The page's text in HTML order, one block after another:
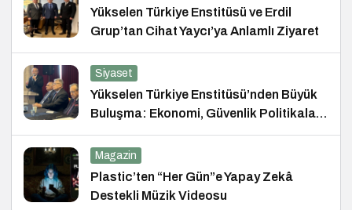
Yükselen Türkiye Enstitüsü ve Erdil
Grup’tan Cihat Yaycı’ya Anlamlı Ziyaret
Siyaset
Yükselen Türkiye Enstitüsü’nden Büyük
Buluşma: Ekonomi, Güvenlik Politikaları
ve Hukuk Konferansı
Magazin
Plastic’ten “Her Gün”e Yapay Zekâ
Destekli Müzik Videosu